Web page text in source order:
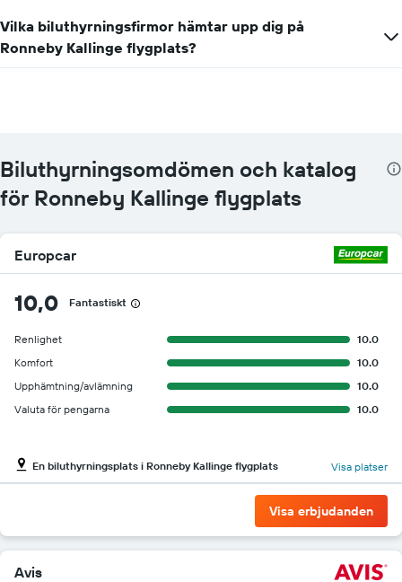
axel
som
visar
angivna
företagen
Vilka biluthyrningsfirmor hämtar upp dig på
Ronneby Kallinge flygplats?
Biluthyrningsomdömen och katalog
för Ronneby Kallinge flygplats
Europcar
10,0 Fantastiskt
Renlighet
10.0
Komfort
10.0
Upphämtning/avlämning
10.0
Valuta för pengarna
10.0
En biluthyrningsplats i Ronneby Kallinge flygplats Visa platser
Visa erbjudanden
Avis